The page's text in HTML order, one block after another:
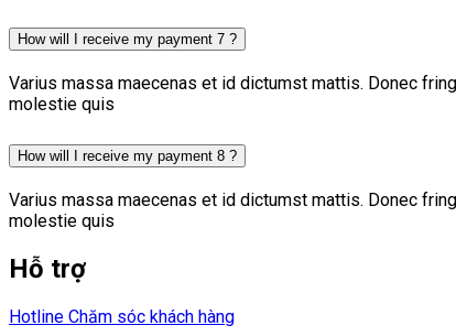
How will I receive my payment 7 ?
Varius massa maecenas et id dictumst mattis. Donec
molestie quis
How will I receive my payment 8 ?
Varius massa maecenas et id dictumst mattis. Donec
molestie quis
Hỗ trợ
Hotline Chăm sóc khách hàng